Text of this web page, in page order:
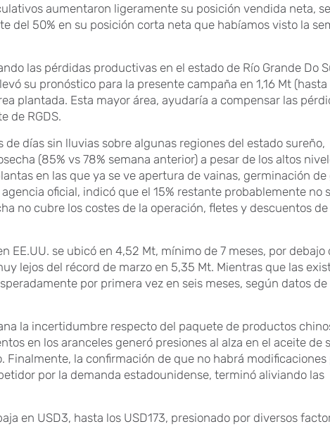
aumentaron ligeramente su posición vendida neta,
del 50% en su posición corta neta que habíamos visto la
las pérdidas productivas en el estado de Río Grande Do
su pronóstico para la presente campaña en 1,16 Mt (hasta
plantada. Esta mayor área, ayudaría a compensar las
de RGDS.
de días sin lluvias sobre algunas regiones del estado sureño,
(85% vs 78% semana anterior) a pesar de los altos
en las que ya se ve apertura de vainas, germinación de
oficial, indicó que el 15% restante probablemente no
no cubre los costes de la operación, fletes y descuentos de
EE.UU. se ubicó en 4,52 Mt, mínimo de 7 meses, por debajo
lejos del récord de marzo en 5,35 Mt. Mientras que las
por primera vez en seis meses, según datos de
la incertidumbre respecto del paquete de productos
en los aranceles generó presiones al alza en el aceite de
Finalmente, la confirmación de que no habrá modificaciones
por la demanda estadounidense, terminó aliviando las
en USD3, hasta los USD173, presionado por diversos